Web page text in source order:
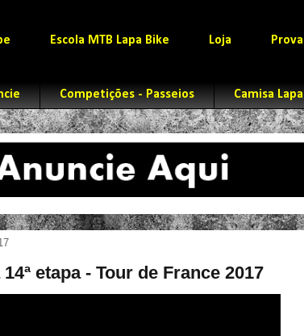
Escola MTB Lapa Bike Loja
Competições - Passeios Camisa
etapa - Tour de France 2017